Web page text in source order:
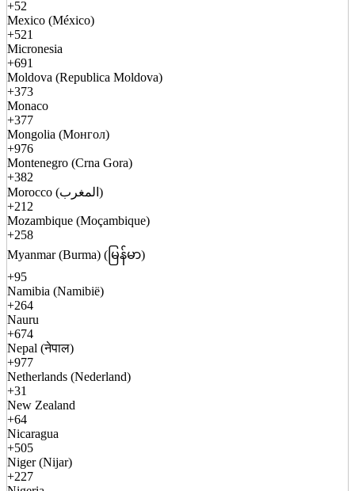
+52
Mexico (México)
+521
Micronesia
+691
Moldova (Republica Moldova)
+373
Monaco
+377
Mongolia (Монгол)
+976
Montenegro (Crna Gora)
+382
Morocco (المغرب)
+212
Mozambique (Moçambique)
+258
Myanmar (Burma) (မြန်မာ)
+95
Namibia (Namibië)
+264
Nauru
+674
Nepal (नेपाल)
+977
Netherlands (Nederland)
+31
New Zealand
+64
Nicaragua
+505
Niger (Nijar)
+227